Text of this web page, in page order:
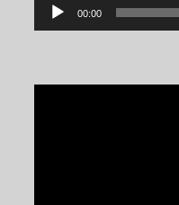
00:00